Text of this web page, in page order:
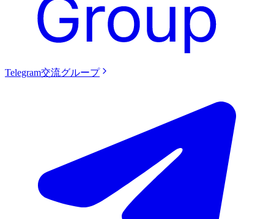
Telegram交流グループ